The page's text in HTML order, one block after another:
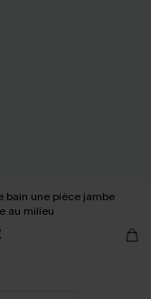
bain une pièce jambe
au milieu